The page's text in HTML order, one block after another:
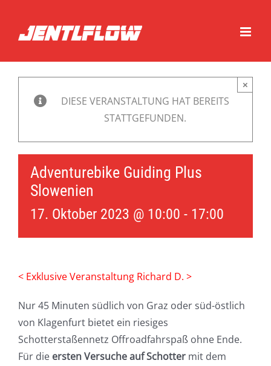
springen
DIESE VERANSTALTUNG HAT BEREITS
STATTGEFUNDEN.
×
Adventurebike Guiding Plus
Slowenien
17. Oktober 2023 @ 10:00 - 17:00
< Exklusive Veranstaltung Richard D. >
Nur 45 Minuten südlich von Graz oder süd-östlich
von Klagenfurt bietet ein riesiges
Schotterstaßennetz Offroadfahrspaß ohne Ende.
Für die ersten Versuche auf Schotter mit dem